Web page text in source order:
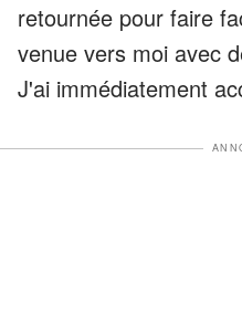
retournée pour faire
venue vers moi avec
J'ai immédiatement